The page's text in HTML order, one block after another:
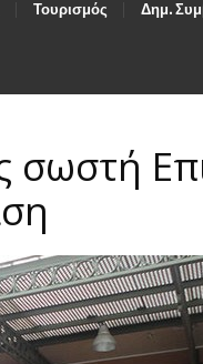
Τουρισμός Δημ.
σωστή